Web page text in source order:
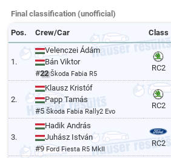
Final classification (unofficial)
Pos. Crew/Car Class
1.
Velenczei Ádám
Bán Viktor
#22 Škoda Fabia R5
RC2
2.
Klausz Kristóf
Papp Tamás
#5Škoda Fabia Rally2 Evo
RC2
3.
Hadik András
Juhász István
#9Ford Fiesta R5 MkII
RC2